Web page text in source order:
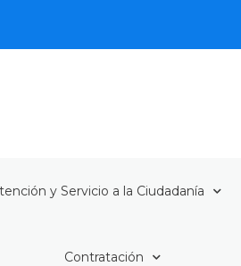
y Servicio a la Ciudadanía
Contratación